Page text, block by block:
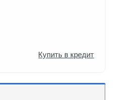
Купить в кредит